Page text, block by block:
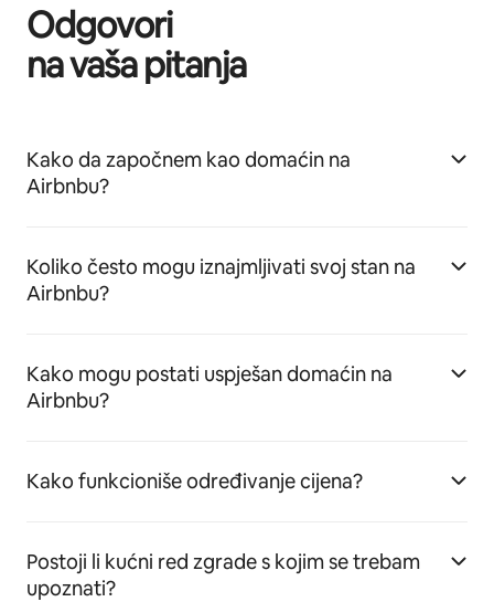
Odgovori
na vaša pitanja
Kako da započnem kao domaćin na
Airbnbu?
Koliko često mogu iznajmljivati svoj stan na
Airbnbu?
Kako mogu postati uspješan domaćin na
Airbnbu?
Kako funkcioniše određivanje cijena?
Postoji li kućni red zgrade s kojim se trebam
upoznati?